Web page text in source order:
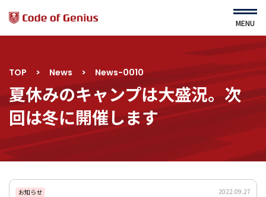
MENU
HOME
コース・カリキュラム
About Us
運営会社
ニュース
TOP > News > News-0010
夏休みのキャンプは大盛況。次
回は冬に開催します
お知らせ 2022.09.27